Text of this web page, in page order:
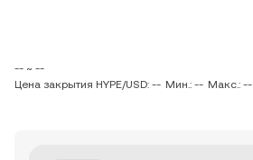
-- ~ --
Цена закрытия HYPE/USD: -- Мин.: -- Макс.: --